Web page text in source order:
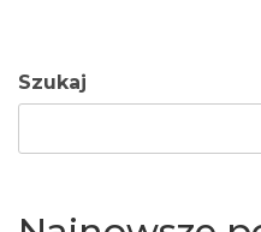
Szukaj